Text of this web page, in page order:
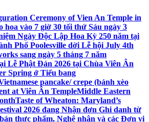
Ceremony of Vien An Temple in
hoa vào 7 giờ 30 tối thứ Sáu ngày 3
Ngày Độc Lập Hoa Kỳ 250 năm tại
Phố Poolesville dời Lễ hội July 4th
sang ngày 5 tháng 7 năm
Lễ Phật Đản 2026 tại Chùa Viên Ân
Spring ở Tiểu bang
pancake/ crepe (bánh xèo
at Viên Ân TempleMiddle Eastern
Taste of Wheaton: Maryland’s
2026 đang Nhận đơn Ghi danh từ
thực phẩm, Nghệ nhân và các Đơn vị